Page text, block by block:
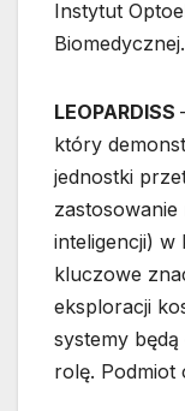
Instytut
Biomedycznej.
LEOPARDISS
który
jednostki
inteligencji) w
kluczowe
eksploracji
systemy
rolę. Podmiot